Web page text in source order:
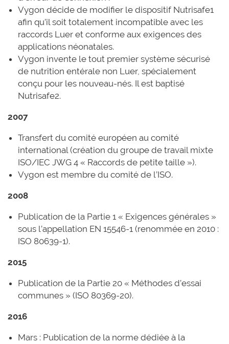
Vygon décide de modifier le dispositif Nutrisafe1
afin qu’il soit totalement incompatible avec les
raccords Luer et conforme aux exigences des
applications néonatales.
Vygon invente le tout premier système sécurisé
de nutrition entérale non Luer, spécialement
conçu pour les nouveau-nés. Il est baptisé
Nutrisafe2.
2007
Transfert du comité européen au comité
international (création du groupe de travail mixte
ISO/IEC JWG 4 « Raccords de petite taille »).
Vygon est membre du comité de l’ISO.
2008
Publication de la Partie 1 « Exigences générales »
sous l’appellation EN 15546-1 (renommée en 2010 :
ISO 80639-1).
2015
Publication de la Partie 20 « Méthodes d’essai
communes » (ISO 80369-20).
2016
Mars : Publication de la norme dédiée à la